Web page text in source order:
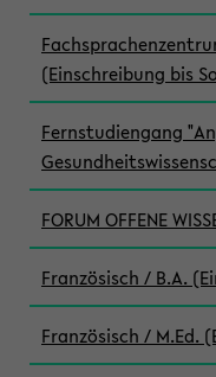
(Einschreibung bis
Fernstudiengang
FORUM OFFENE
Französisch / B.A.
Französisch / M.Ed.